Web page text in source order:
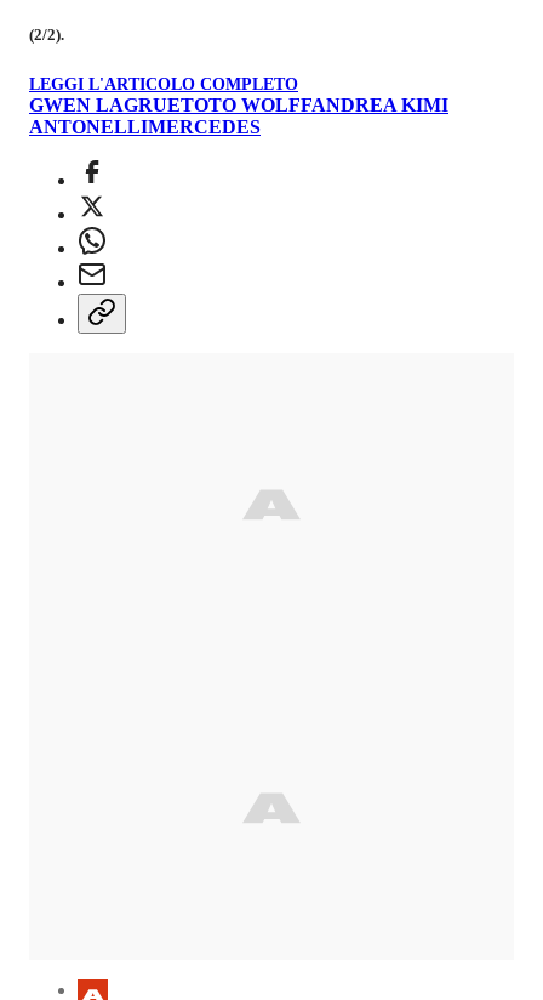
(2/2).
LEGGI L'ARTICOLO COMPLETO
GWEN LAGRUETOTO WOLFFANDREA KIMI
ANTONELLIMERCEDES